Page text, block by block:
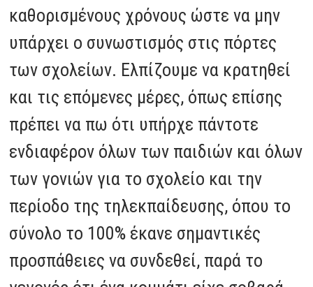
καθορισμένους χρόνους ώστε να μην
υπάρχει ο συνωστισμός στις πόρτες
των σχολείων. Ελπίζουμε να κρατηθεί
και τις επόμενες μέρες, όπως επίσης
πρέπει να πω ότι υπήρχε πάντοτε
ενδιαφέρον όλων των παιδιών και όλων
των γονιών για το σχολείο και την
περίοδο της τηλεκπαίδευσης, όπου το
σύνολο το 100% έκανε σημαντικές
προσπάθειες να συνδεθεί, παρά το